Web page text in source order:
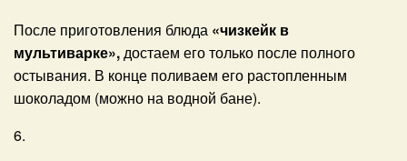
После приготовления блюда «чизкейк в
мультиварке»,достаем его только после полного
остывания. В конце поливаем его растопленным
шоколадом (можно на водной бане).
6.